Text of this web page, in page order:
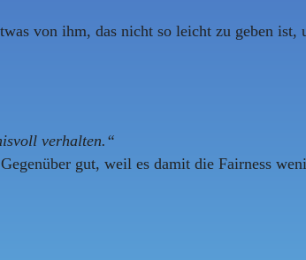
von ihm, das nicht so leicht zu geben ist,
verhalten.“
gut, weil es damit die Fairness